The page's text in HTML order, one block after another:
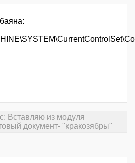
Вставляю из модуля
документ- "кракозябры"